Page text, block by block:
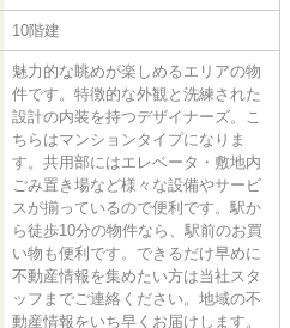
10階建
魅力的な眺めが楽しめるエリアの物
件です。特徴的な外観と洗練された
設計の内装を持つデザイナーズ。こ
ちらはマンションタイプになりま
す。共用部にはエレベータ・敷地内
ごみ置き場など様々な設備やサービ
スが揃っているので便利です。駅か
ら徒歩10分の物件なら、駅前のお買
い物も便利です。できるだけ早めに
不動産情報を集めたい方は当社スタ
ッフまでご連絡ください。地域の不
動産情報をいち早くお届けします。